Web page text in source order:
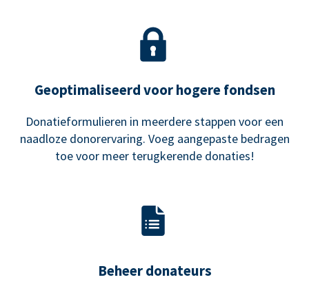
Geoptimaliseerd voor hogere fondsen
Donatieformulieren in meerdere stappen voor een
naadloze donorervaring. Voeg aangepaste bedragen
toe voor meer terugkerende donaties!
Beheer donateurs